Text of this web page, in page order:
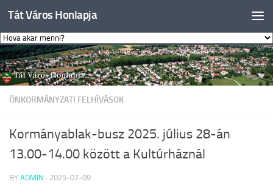
Skip to content
Tát Város Honlapja
ÖNKORMÁNYZATI FELHÍVÁSOK
Kormányablak-busz 2025. július 28-án
13.00-14.00 között a Kultúrháznál
BY ADMIN · 2025-07-09